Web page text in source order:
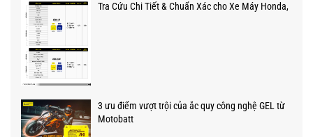
Tra Cứu Chi Tiết & Chuẩn Xác cho Xe Máy Honda,
3 ưu điểm vượt trội của ắc quy công nghệ GEL từ
Motobatt